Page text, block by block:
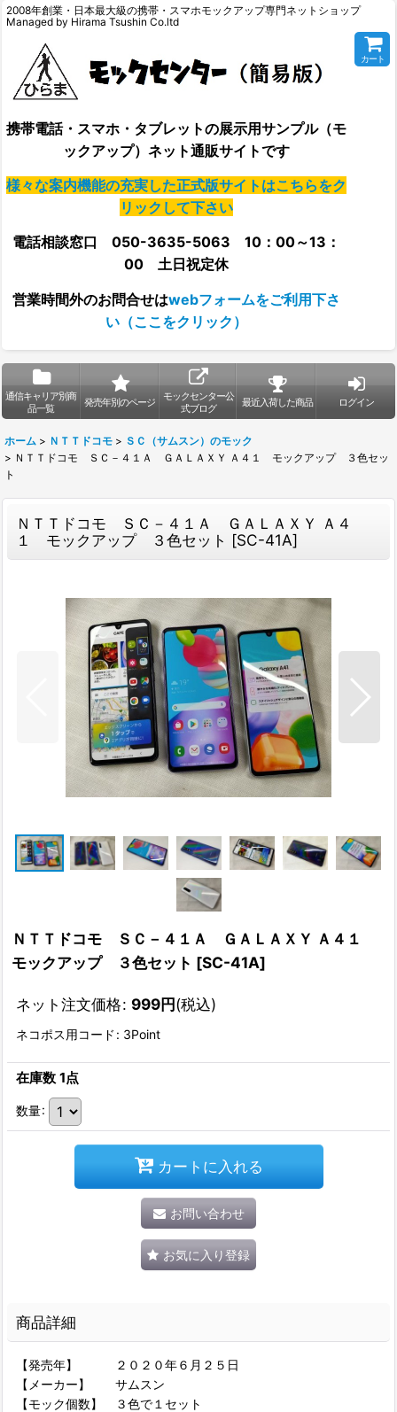
2008年創業・日本最大級の携帯・スマホモックアップ専門ネットショップ
Managed by Hirama Tsushin Co.ltd
携帯電話・スマホ・タブレットの展示用サンプル（モ
ックアップ）ネット通販サイトです
様々な案内機能の充実した正式版サイトはこちらをク
リックして下さい
電話相談窓口 050-3635-5063 10：00～13：
00 土日祝定休
営業時間外のお問合せはwebフォームをご利用下さ
い（ここをクリック）
カート
通信キャリア別商
品一覧
発売年別のページ
モックセンター公
式ブログ
最近入荷した商品 ログイン
ホーム > ＮＴＴドコモ > ＳＣ（サムスン）のモック
> ＮＴＴドコモ ＳＣ－４１Ａ ＧＡＬＡＸＹ Ａ４１ モックアップ ３色セッ
ト
ＮＴＴドコモ ＳＣ－４１Ａ ＧＡＬＡＸＹ Ａ４
１ モックアップ ３色セット [SC-41A]
ＮＴＴドコモ ＳＣ－４１Ａ ＧＡＬＡＸＹ Ａ４１
モックアップ ３色セット [SC-41A]
ネット注文価格: 999円(税込)
ネコポス用コード : 3Point
在庫数 1点
数量:
カートに入れる
お問い合わせ
お気に入り登録
商品詳細
【発売年】 ２０２０年６月２５日
【メーカー】 サムスン
【モック個数】 ３色で１セット